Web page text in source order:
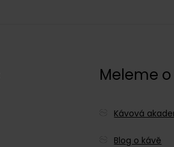
Meleme
Kávová
Blog o kávě